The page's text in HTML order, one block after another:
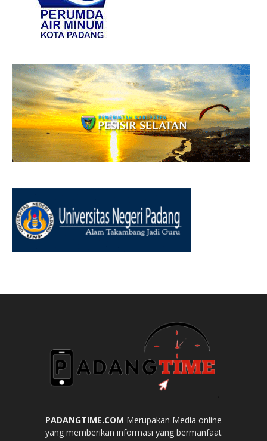
PADANGTIME.COM Merupakan Media online
yang memberikan informasi yang bermanfaat